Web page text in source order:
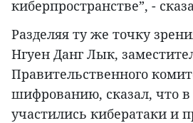
киберпространстве”, -
Разделяя ту же точку
Нгуен Данг Лык,
Правительственного
шифрованию, сказал, что в
участились кибератаки и